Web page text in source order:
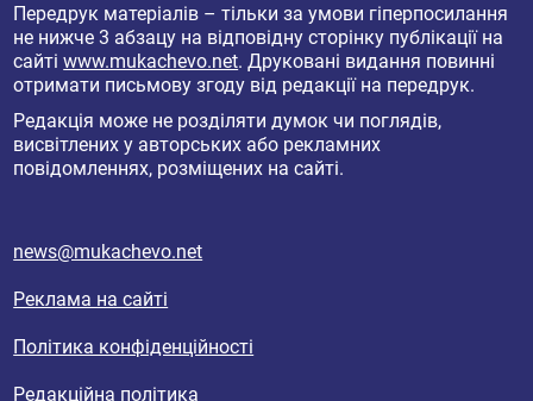
Передрук матеріалів – тільки за умови гіперпосилання
не нижче 3 абзацу на відповідну сторінку публікації на
сайтіwww.mukachevo.net. Друковані видання повинні
отримати письмову згоду від редакції на передрук.
Редакція може не розділяти думок чи поглядів,
висвітлених у авторських або рекламних
повідомленнях, розміщених на сайті.
news@mukachevo.net
Реклама на сайті
Політика конфіденційності
Редакційна політика